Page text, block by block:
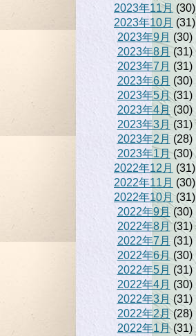
2023年11月 (30)
2023年10月 (31)
2023年9月 (30)
2023年8月 (31)
2023年7月 (31)
2023年6月 (30)
2023年5月(31)
2023年4月(30)
2023年3月 (31)
2023年2月(28)
2023年1月(30)
2022年12月 (31)
2022年11月 (30)
2022年10月(31)
2022年9月(30)
2022年8月(31)
2022年7月(31)
2022年6月(30)
2022年5月 (31)
2022年4月 (30)
2022年3月 (31)
2022年2月(28)
2022年1月(31)